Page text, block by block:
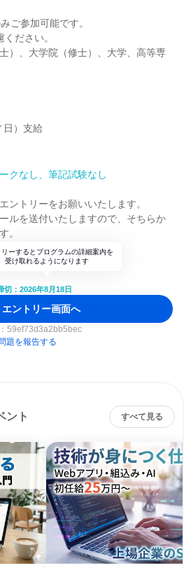
ご参加可能です。
ださい。
）、大学院（修士）、大学、高等専
日）支給
クなし、筆記試験なし
ントリーをお願いいたします。
ルを送付いたしますので、そちらか
。
リーするとプログラムの詳細案内を
受け取れるようになります
切：2026年8月18日
エントリー画面へ
59ef73d3a2bb5bec
題を報告する
ント すべて見る